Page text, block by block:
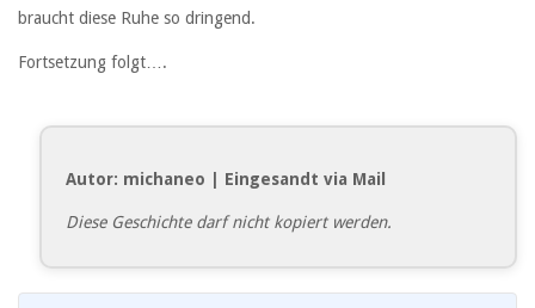
braucht diese Ruhe so dringend.
Fortsetzung folgt….
Autor: michaneo | Eingesandt via Mail
Diese Geschichte darf nicht kopiert werden.